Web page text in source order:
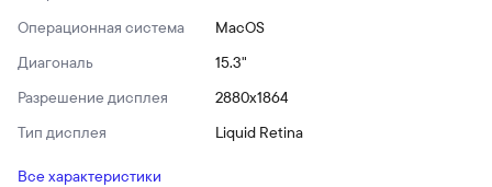
Операционная система
MacOS
Диагональ
15.3"
Разрешение дисплея
2880x1864
Тип дисплея
Liquid Retina
Все характеристики